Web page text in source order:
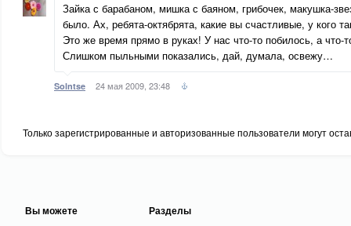
Зайка с барабаном, мишка с баяном, грибочек, макушка-
было. Ах, ребята-октябрята, какие вы счастливые, у кого
Это же время прямо в руках! У нас что-то побилось, а
Слишком пыльными показались, дай, думала, освежу…
Solntse 24 мая 2009, 23:48
Только зарегистрированные и авторизованные пользователи могут
Вы можете Разделы